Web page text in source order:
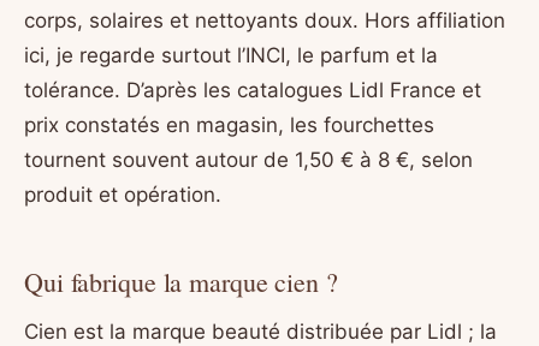
corps, solaires et nettoyants doux. Hors affiliation
ici, je regarde surtout l’INCI, le parfum et la
tolérance. D’après les catalogues Lidl France et
prix constatés en magasin, les fourchettes
tournent souvent autour de 1,50 € à 8 €, selon
produit et opération.
Qui fabrique la marque cien ?
Cien est la marque beauté distribuée par Lidl ; la